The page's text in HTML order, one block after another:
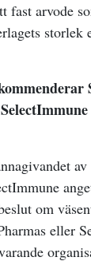
fast arvode
storlek
om
eller